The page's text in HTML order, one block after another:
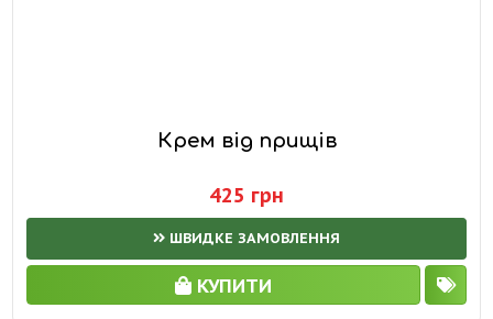
Крем від прищів
425 грн
ШВИДКЕ ЗАМОВЛЕННЯ
КУПИТИ